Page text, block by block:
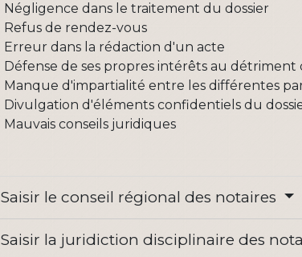
Négligence dans le traitement du dossier
Refus de rendez-vous
Erreur dans la rédaction d'un acte
Défense de ses propres intérêts au détriment
Manque d'impartialité entre les différentes
Divulgation d'éléments confidentiels du
Mauvais conseils juridiques
Saisir le conseil régional des notaires
Saisir la juridiction disciplinaire des